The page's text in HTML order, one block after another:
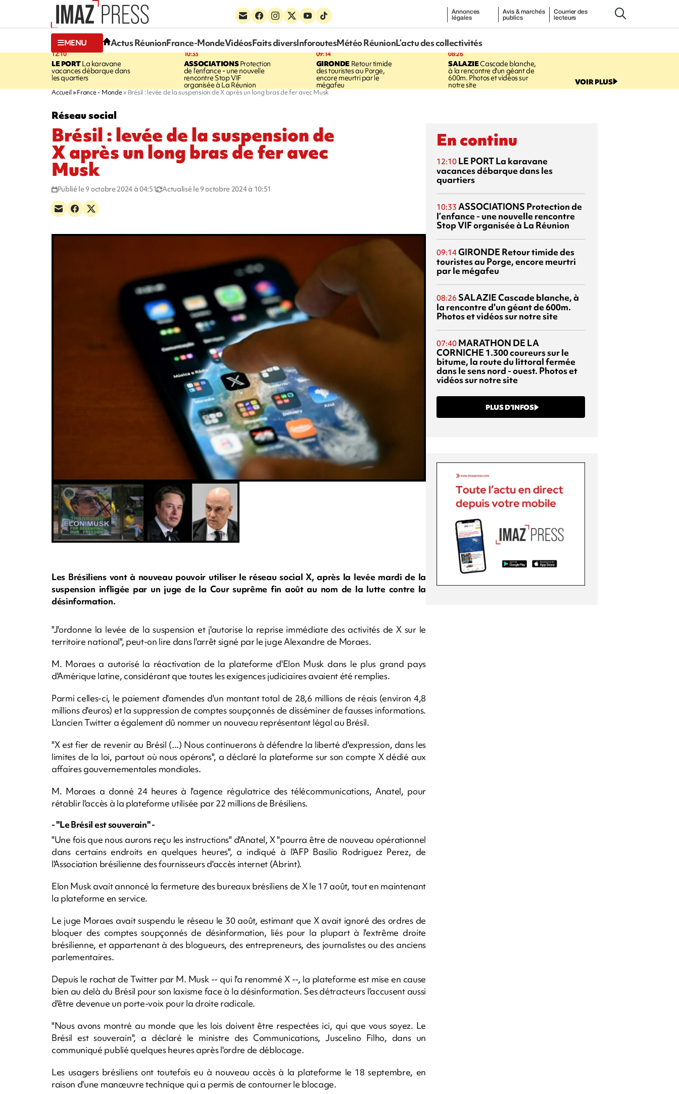
Annonces
légales
Avis & marchés
publics
Courrier des
lecteurs
MENU Actus RéunionFrance-MondeVidéosFaits diversInforoutesMétéo RéunionL’actu des collectivités
12:10
LE PORTLa karavane
vacances débarque dans
les quartiers
10:33
ASSOCIATIONSProtection
de l’enfance - une nouvelle
rencontre Stop VIF
organisée à La Réunion
09:14
GIRONDERetour timide
des touristes au Porge,
encore meurtri par le
mégafeu
08:26
SALAZIECascade blanche,
à la rencontre d'un géant de
600m. Photos et vidéos sur
notre site VOIR PLUS
Accueil France - Monde Brésil : levée de la suspension de X après un long bras de fer avec Musk
Réseau social
Brésil : levée de la suspension de
X après un long bras de fer avec
Musk
Publié le 9 octobre 2024 à 04:51 Actualisé le 9 octobre 2024 à 10:51
Les Brésiliens vont à nouveau pouvoir utiliser le réseau social X, après la levée mardi de la
suspension infligée par un juge de la Cour suprême fin août au nom de la lutte contre la
désinformation.
"J'ordonne la levée de la suspension et j'autorise la reprise immédiate des activités de X sur le
territoire national", peut-on lire dans l'arrêt signé par le juge Alexandre de Moraes.
M. Moraes a autorisé la réactivation de la plateforme d'Elon Musk dans le plus grand pays
d'Amérique latine, considérant que toutes les exigences judiciaires avaient été remplies.
Parmi celles-ci, le paiement d'amendes d'un montant total de 28,6 millions de réais (environ 4,8
millions d'euros) et la suppression de comptes soupçonnés de disséminer de fausses informations.
L'ancien Twitter a également dû nommer un nouveau représentant légal au Brésil.
"X est fier de revenir au Brésil (...) Nous continuerons à défendre la liberté d'expression, dans les
limites de la loi, partout où nous opérons", a déclaré la plateforme sur son compte X dédié aux
affaires gouvernementales mondiales.
M. Moraes a donné 24 heures à l'agence régulatrice des télécommunications, Anatel, pour
rétablir l'accès à la plateforme utilisée par 22 millions de Brésiliens.
- "Le Brésil est souverain" -
"Une fois que nous aurons reçu les instructions" d'Anatel, X "pourra être de nouveau opérationnel
dans certains endroits en quelques heures", a indiqué à l'AFP Basilio Rodriguez Perez, de
l'Association brésilienne des fournisseurs d'accès internet (Abrint).
Elon Musk avait annoncé la fermeture des bureaux brésiliens de X le 17 août, tout en maintenant
la plateforme en service.
Le juge Moraes avait suspendu le réseau le 30 août, estimant que X avait ignoré des ordres de
bloquer des comptes soupçonnés de désinformation, liés pour la plupart à l'extrême droite
brésilienne, et appartenant à des blogueurs, des entrepreneurs, des journalistes ou des anciens
parlementaires.
Depuis le rachat de Twitter par M. Musk -- qui l'a renommé X --, la plateforme est mise en cause
bien au delà du Brésil pour son laxisme face à la désinformation. Ses détracteurs l'accusent aussi
d'être devenue un porte-voix pour la droite radicale.
"Nous avons montré au monde que les lois doivent être respectées ici, qui que vous soyez. Le
Brésil est souverain", a déclaré le ministre des Communications, Juscelino Filho, dans un
communiqué publié quelques heures après l'ordre de déblocage.
Les usagers brésiliens ont toutefois eu à nouveau accès à la plateforme le 18 septembre, en
raison d'une manœuvre technique qui a permis de contourner le blocage.
En continu
12:10 LE PORTLa karavane
vacances débarque dans les
quartiers
10:33 ASSOCIATIONS Protection de
l’enfance - une nouvelle rencontre
Stop VIF organisée à La Réunion
09:14GIRONDE Retour timide des
touristes au Porge, encore meurtri
par le mégafeu
08:26 SALAZIECascade blanche, à
la rencontre d'un géant de 600m.
Photos et vidéos sur notre site
07:40 MARATHON DE LA
CORNICHE 1.300 coureurs sur le
bitume, la route du littoral fermée
dans le sens nord - ouest. Photos et
vidéos sur notre site
PLUS D’INFOS